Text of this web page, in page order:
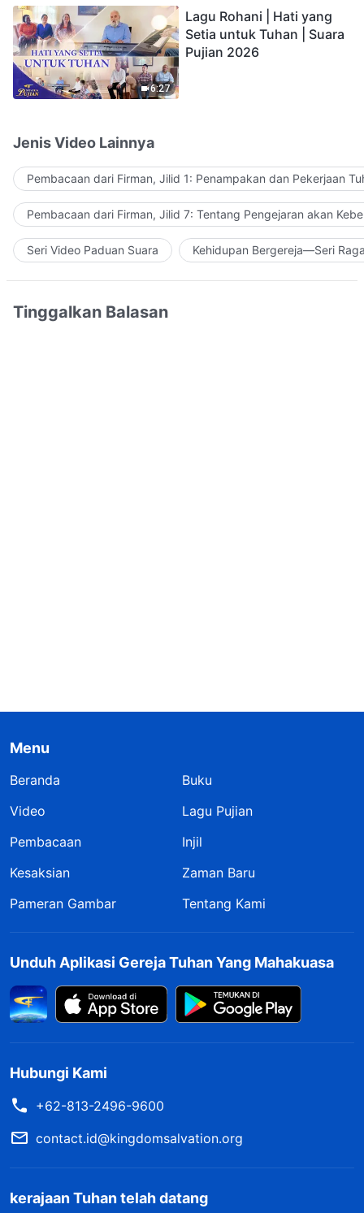
6:27
Lagu Rohani | Hati yang
Setia untuk Tuhan | Suara
Pujian 2026
Jenis Video Lainnya
Pembacaan dari Firman, Jilid 1: Penampakan dan Pekerjaan
Pembacaan dari Firman, Jilid 7: Tentang Pengejaran akan
Seri Video Paduan Suara Kehidupan Bergereja—Seri
Tinggalkan Balasan
Menu
Beranda
Buku
Video
Lagu Pujian
Pembacaan
Injil
Kesaksian
Zaman Baru
Pameran Gambar
Tentang Kami
Unduh Aplikasi Gereja Tuhan Yang Mahakuasa
Hubungi Kami
+62-813-2496-9600
contact.id@kingdomsalvation.org
kerajaan Tuhan telah datang